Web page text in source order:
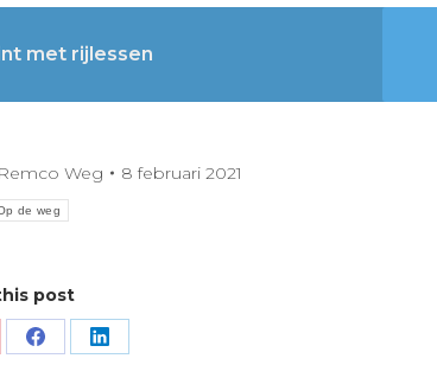
met rijlessen
Remco Weg
8 februari 2021
de weg
post
Share Share